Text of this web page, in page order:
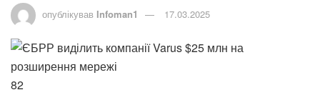
опублікував Infoman1 17.03.2025
82